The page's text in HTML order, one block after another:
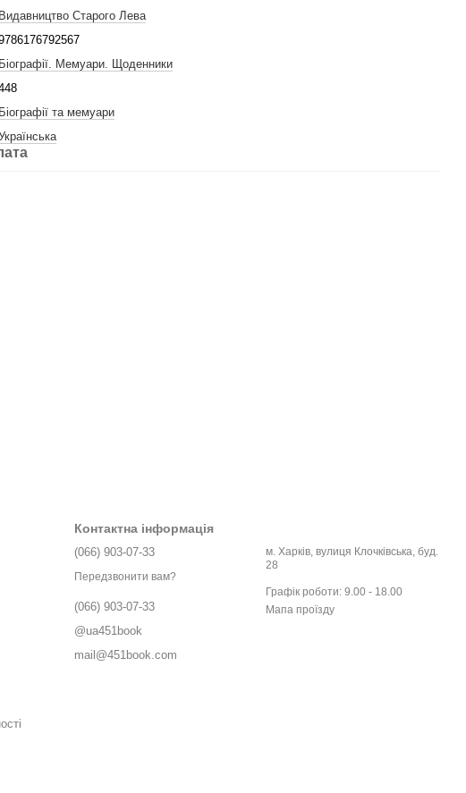
Видавництво Старого Лева
Біографії. Мемуари. Щоденники
Біографії та мемуари
Контактна інформація
(066) 903-07-33
Передзвонити вам?
(066) 903-07-33
@ua451book
mail@451book.com
м. Харків, вулиця Клочківська, буд.
28
Графік роботи: 9.00 - 18.00
Мапа проїзду